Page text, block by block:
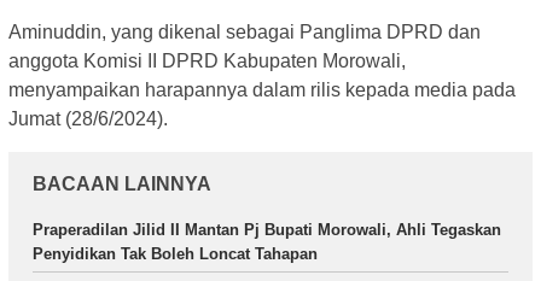
Aminuddin, yang dikenal sebagai Panglima DPRD dan
anggota Komisi II DPRD Kabupaten Morowali,
menyampaikan harapannya dalam rilis kepada media pada
Jumat (28/6/2024).
BACAAN LAINNYA
Praperadilan Jilid II Mantan Pj Bupati Morowali, Ahli Tegaskan
Penyidikan Tak Boleh Loncat Tahapan